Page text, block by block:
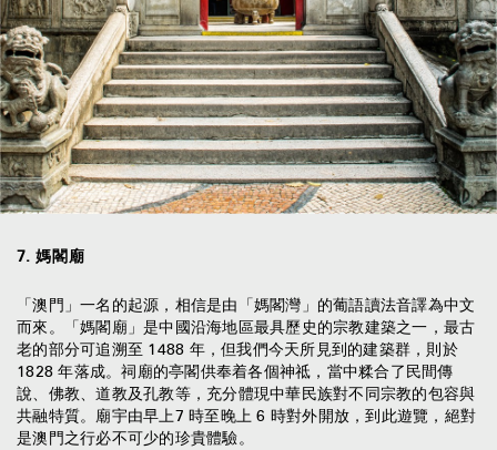
7. 媽閣廟
「澳門」一名的起源，相信是由「媽閣灣」的葡語讀法音譯為中文
而來。「媽閣廟」是中國沿海地區最具歷史的宗教建築之一，最古
老的部分可追溯至 1488 年，但我們今天所見到的建築群，則於
1828 年落成。祠廟的亭閣供奉着各個神祗，當中糅合了民間傳
說、佛教、道教及孔教等，充分體現中華民族對不同宗教的包容與
共融特質。廟宇由早上7 時至晚上 6 時對外開放，到此遊覽，絕對
是澳門之行必不可少的珍貴體驗。